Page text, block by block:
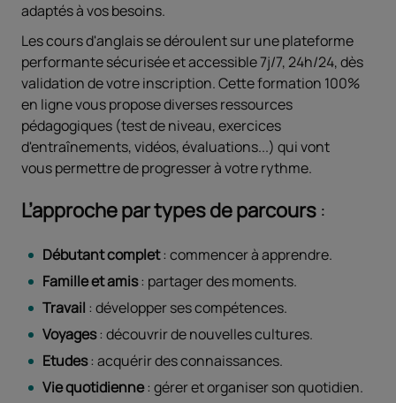
adaptés à vos besoins.
Les cours d'anglais se déroulent sur une plateforme
performante sécurisée et accessible 7j/7, 24h/24, dès
validation de votre inscription. Cette formation 100%
en ligne vous propose diverses ressources
pédagogiques (test de niveau, exercices
d'entraînements, vidéos, évaluations...) qui vont
vous permettre de progresser à votre rythme.
L’approche par types de parcours :
Débutant complet: commencer à apprendre.
Famille et amis: partager des moments.
Travail : développer ses compétences.
Voyages: découvrir de nouvelles cultures.
Etudes: acquérir des connaissances.
Vie quotidienne: gérer et organiser son quotidien.